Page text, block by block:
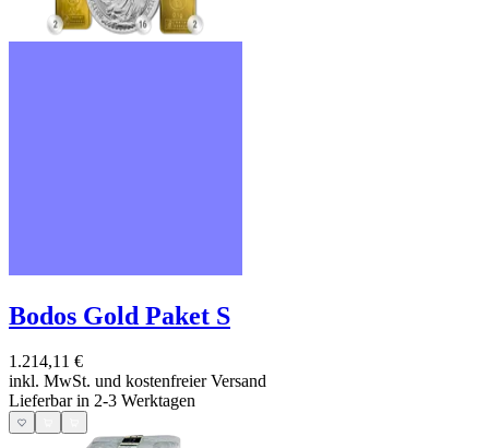
Bodos Gold Paket S
1.214,11 €
inkl. MwSt. und kostenfreier Versand
Lieferbar in 2-3 Werktagen